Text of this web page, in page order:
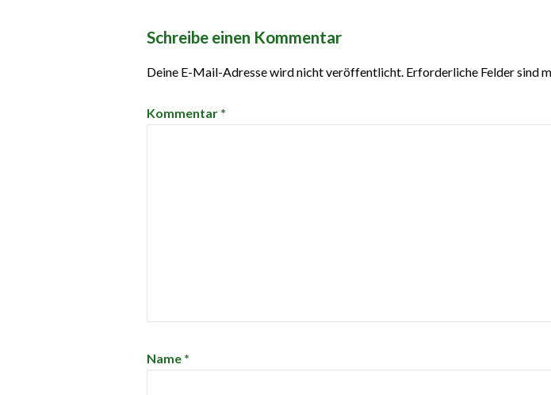
Schreibe einen Kommentar
Deine E-Mail-Adresse wird nicht veröffentlicht. Erforderliche Felder sind
Kommentar *
Name *